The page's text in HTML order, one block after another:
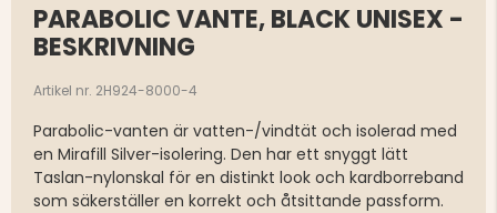
PARABOLIC VANTE, BLACK UNISEX -
BESKRIVNING
Artikel nr. 2H924-8000-4
Parabolic-vanten är vatten-/vindtät och isolerad med
en Mirafill Silver-isolering. Den har ett snyggt lätt
Taslan-nylonskal för en distinkt look och kardborreband
som säkerställer en korrekt och åtsittande passform.